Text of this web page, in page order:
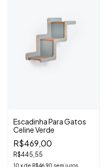
Escadinha Para Gatos
Celine Verde
R$469,00
R$445,55
10 xde R$46,90 sem juros